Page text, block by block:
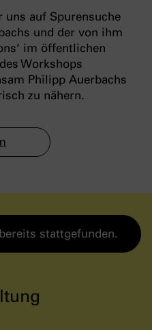
uns auf Spurensuche
und der von ihm
im öffentlichen
Workshops
Philipp Auerbachs
zu nähern.
stattgefunden.